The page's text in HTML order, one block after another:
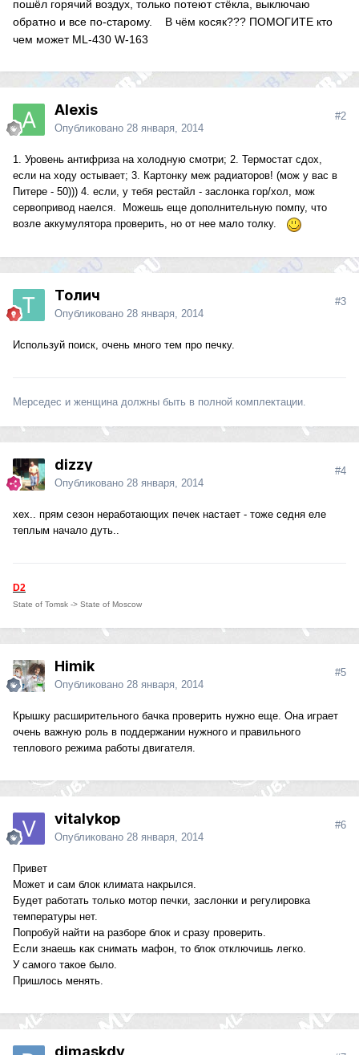
пошёл горячий воздух, только потеют стёкла, выключаю
обратно и все по-старому. В чём косяк??? ПОМОГИТЕ кто
чем может ML-430 W-163
Alexis
Опубликовано 28 января, 2014
#2
1. Уровень антифриза на холодную смотри; 2. Термостат сдох,
если на ходу остывает; 3. Картонку меж радиаторов! (мож у вас в
Питере - 50))) 4. если, у тебя рестайл - заслонка гор/хол, мож
сервопривод наелся. Можешь еще дополнительную помпу, что
возле аккумулятора проверить, но от нее мало толку.
Толич
Опубликовано 28 января, 2014
#3
Используй поиск, очень много тем про печку.
Мерседес и женщина должны быть в полной комплектации.
dizzy
Опубликовано 28 января, 2014
#4
хех.. прям сезон неработающих печек настает - тоже седня еле
теплым начало дуть..
D2
State of Tomsk -> State of Moscow
Himik
Опубликовано 28 января, 2014
#5
Крышку расширительного бачка проверить нужно еще. Она играет
очень важную роль в поддержании нужного и правильного
теплового режима работы двигателя.
vitalykop
Опубликовано 28 января, 2014
#6
Привет
Может и сам блок климата накрылся.
Будет работать только мотор печки, заслонки и регулировка
температуры нет.
Попробуй найти на разборе блок и сразу проверить.
Если знаешь как снимать мафон, то блок отключишь легко.
У самого такое было.
Пришлось менять.